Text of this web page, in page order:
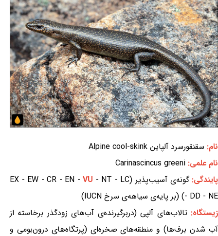
نام: سقنقورسرد آلپاین Alpine cool-skink
نام علمی: Carinascincus greeni
پایندگی:گونه‌ی آسیب‌پذیر (EX - EW - CR - EN - VU - NT - LC
- DD - NE) (بر پایه‌ی سیاهه‌ی سرخ IUCN)
زیستگاه:تالاب‌های آلپی (دربرگیرنده‌ی آب‌های زودگذر برخاسته از
آب شدن برف‌ها) و منطقه‌های صخره‌ای (پرتگاه‌های درون‌بومی و